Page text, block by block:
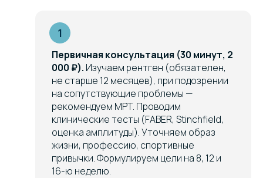
Первичная консультация (30 минут, 2
000 ₽). Изучаем рентген (обязателен,
не старше 12 месяцев), при подозрении
на сопутствующие проблемы —
рекомендуем МРТ. Проводим
клинические тесты (FABER, Stinchfield,
оценка амплитуды). Уточняем образ
жизни, профессию, спортивные
привычки. Формулируем цели на 8, 12 и
16-ю неделю.